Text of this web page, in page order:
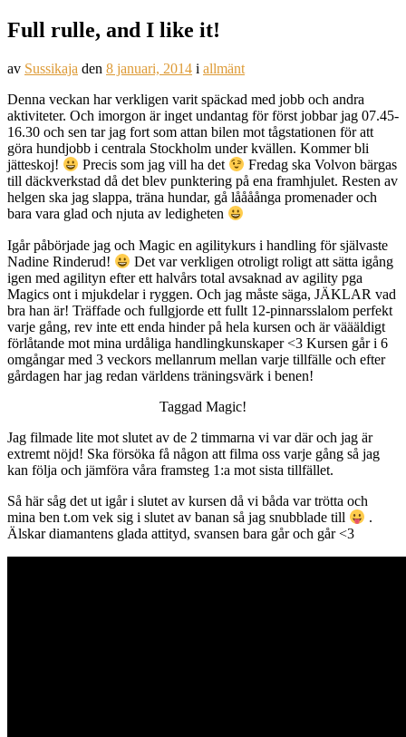
Full rulle, and I like it!
av Sussikaja den 8 januari, 2014 i allmänt
Denna veckan har verkligen varit späckad med jobb och andra
aktiviteter. Och imorgon är inget undantag för först jobbar jag 07.45-
16.30 och sen tar jag fort som attan bilen mot tågstationen för att
göra hundjobb i centrala Stockholm under kvällen. Kommer bli
jätteskoj!
Precis som jag vill ha det
Fredag ska Volvon bärgas
till däckverkstad då det blev punktering på ena framhjulet. Resten av
helgen ska jag slappa, träna hundar, gå låååånga promenader och
bara vara glad och njuta av ledigheten
Igår påbörjade jag och Magic en agilitykurs i handling för självaste
Nadine Rinderud!
Det var verkligen otroligt roligt att sätta igång
igen med agilityn efter ett halvårs total avsaknad av agility pga
Magics ont i mjukdelar i ryggen. Och jag måste säga, JÄKLAR vad
bra han är! Träffade och fullgjorde ett fullt 12-pinnarsslalom perfekt
varje gång, rev inte ett enda hinder på hela kursen och är väääldigt
förlåtande mot mina urdåliga handlingkunskaper <3 Kursen går i 6
omgångar med 3 veckors mellanrum mellan varje tillfälle och efter
gårdagen har jag redan världens träningsvärk i benen!
Taggad Magic!
Jag filmade lite mot slutet av de 2 timmarna vi var där och jag är
extremt nöjd! Ska försöka få någon att filma oss varje gång så jag
kan följa och jämföra våra framsteg 1:a mot sista tillfället.
Så här såg det ut igår i slutet av kursen då vi båda var trötta och
mina ben t.om vek sig i slutet av banan så jag snubblade till
.
Älskar diamantens glada attityd, svansen bara går och går <3